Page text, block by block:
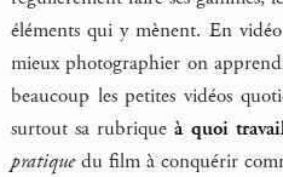
éléments qui y mènent. En vidéo
mieux photographier on
beaucoup les petites vidéos
surtout sa rubriqueà quoi
pratiquedu film à conquérir